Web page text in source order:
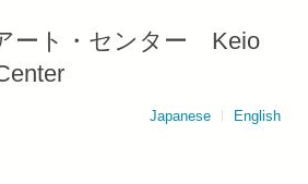
ート・センター Keio
Japanese English